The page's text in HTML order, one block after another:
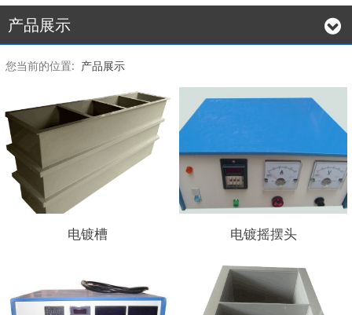
产品展示
您当前的位置: 产品展示
电镀槽 电镀摇摆头